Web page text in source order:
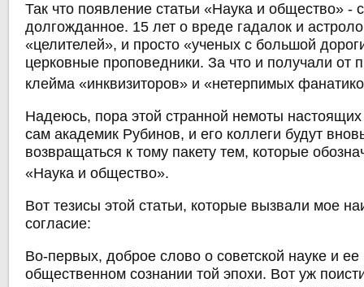
Так что появление статьи «Наука и общество» -
долгожданное. 15 лет о вреде гадалок и
«целителей», и просто «ученых с большой
церковные проповедники. За что и получали от
клейма «инквизиторов» и «нетерпимых
Надеюсь, пора этой странной немоты
сам академик Рубинов, и его коллеги будут
возвращаться к тому пакету тем, которые
«Наука и общество».
Вот тезисы этой статьи, которые вызвали мое
согласие:
Во-первых, доброе слово о советской науке и ее
общественном сознании той эпохи. Вот уж